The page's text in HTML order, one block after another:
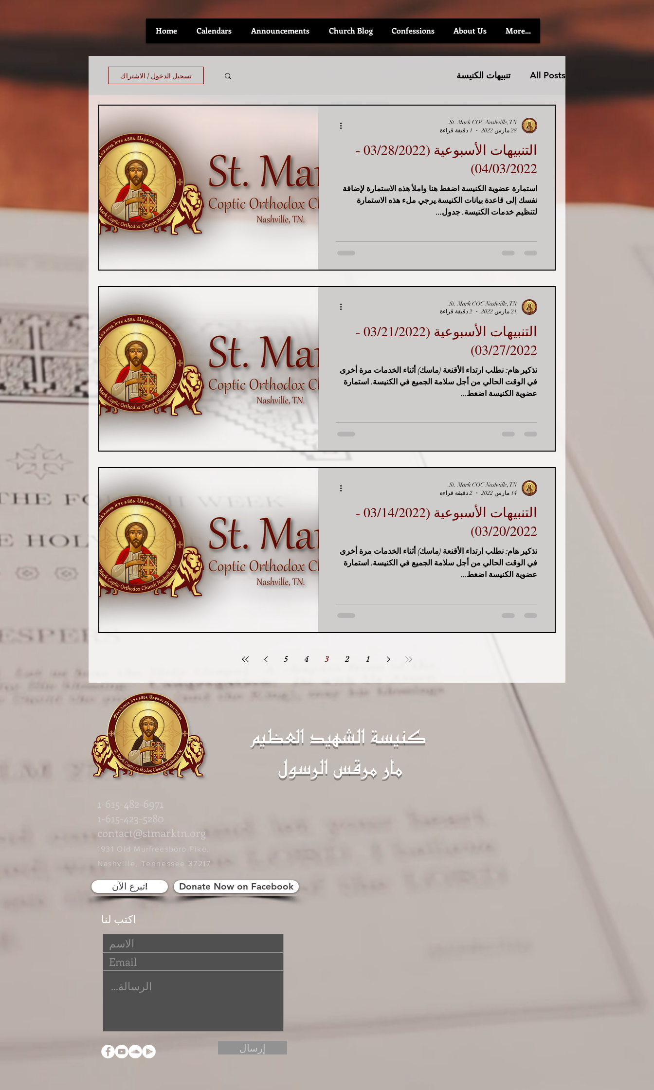
Home Calendars Announcements Church Blog Confessions About Us More...
All Posts تنبيهات الكنيسة تسجيل الدخول / الاشتراك
التنبيهات الأسبوعية (03/28/2022 -
04/03/2022)
استمارة عضوية الكنيسة اضغط هنا واملأ هذه الاستمارة لإضافة
نفسك إلى قاعدة بيانات الكنيسة.يرجي ملء هذه الاستمارة
لتنظيم خدمات الكنيسة. جدول...
St. Mark COC Nashville, TN.
28 مارس 2022
1 دقيقة قراءة
التنبيهات الأسبوعية (03/21/2022 -
03/27/2022)
تذكير هام: نطلب ارتداء الأقنعة (ماسك) أثناء الخدمات مرة أخرى
في الوقت الحالي من أجل سلامة الجميع في الكنيسة. استمارة
عضوية الكنيسة اضغط...
St. Mark COC Nashville, TN.
21 مارس 2022
2 دقيقة قراءة
التنبيهات الأسبوعية (03/14/2022 -
03/20/2022)
تذكير هام: نطلب ارتداء الأقنعة (ماسك) أثناء الخدمات مرة أخرى
في الوقت الحالي من أجل سلامة الجميع في الكنيسة. استمارة
عضوية الكنيسة اضغط...
St. Mark COC Nashville, TN.
14 مارس 2022
2 دقيقة قراءة
1
2
3
4
5
كنيسة الشهيد العظيم
مار مرقس الرسول
1-615-482-6971
1-615-423-5280
contact@stmarktn.org
‎1931 Old Murfreesboro Pike,
Nashville, Tennessee 37217
تبرع الآن! Donate Now on Facebook
اكتب لنا
إرسال